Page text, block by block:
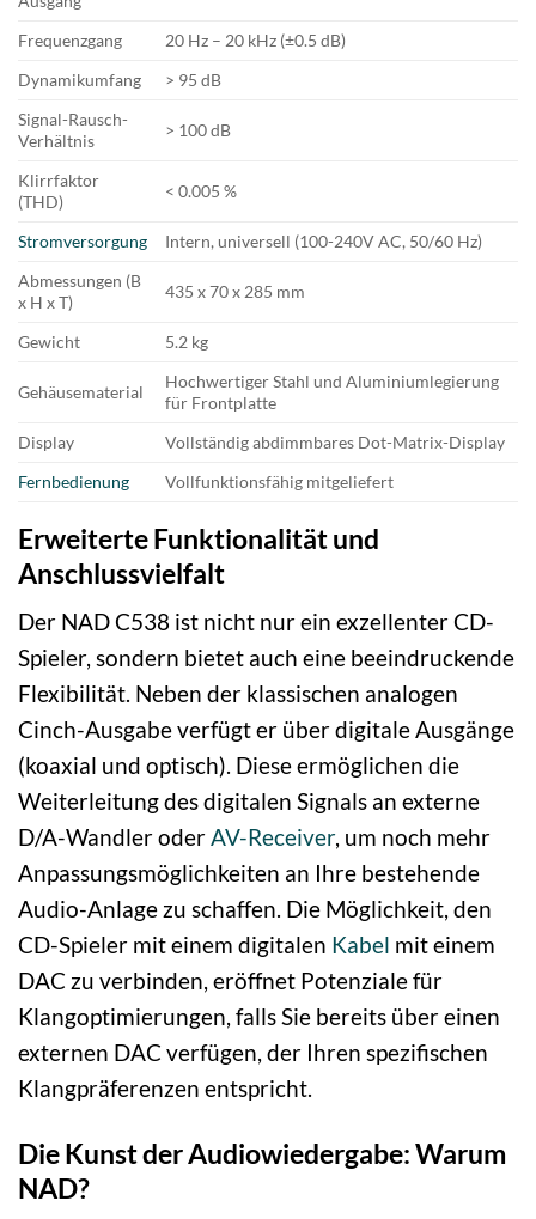
Frequenzgang
20 Hz – 20 kHz (±0.5 dB)
Dynamikumfang
> 95 dB
Signal-Rausch-
Verhältnis
> 100 dB
Klirrfaktor
(THD)
< 0.005 %
Stromversorgung
Intern, universell (100-240V AC, 50/60 Hz)
Abmessungen (B
x H x T)
435 x 70 x 285 mm
Gewicht 5.2 kg
Gehäusematerial
Hochwertiger Stahl und Aluminiumlegierung
für Frontplatte
Display
Vollständig abdimmbares Dot-Matrix-Display
Fernbedienung
Vollfunktionsfähig mitgeliefert
Erweiterte Funktionalität und
Anschlussvielfalt
Der NAD C538 ist nicht nur ein exzellenter CD-
Spieler, sondern bietet auch eine beeindruckende
Flexibilität. Neben der klassischen analogen
Cinch-Ausgabe verfügt er über digitale Ausgänge
(koaxial und optisch). Diese ermöglichen die
Weiterleitung des digitalen Signals an externe
D/A-Wandler oderAV-Receiver, um noch mehr
Anpassungsmöglichkeiten an Ihre bestehende
Audio-Anlage zu schaffen. Die Möglichkeit, den
CD-Spieler mit einem digitalen Kabel mit einem
DAC zu verbinden, eröffnet Potenziale für
Klangoptimierungen, falls Sie bereits über einen
externen DAC verfügen, der Ihren spezifischen
Klangpräferenzen entspricht.
Die Kunst der Audiowiedergabe: Warum
NAD?